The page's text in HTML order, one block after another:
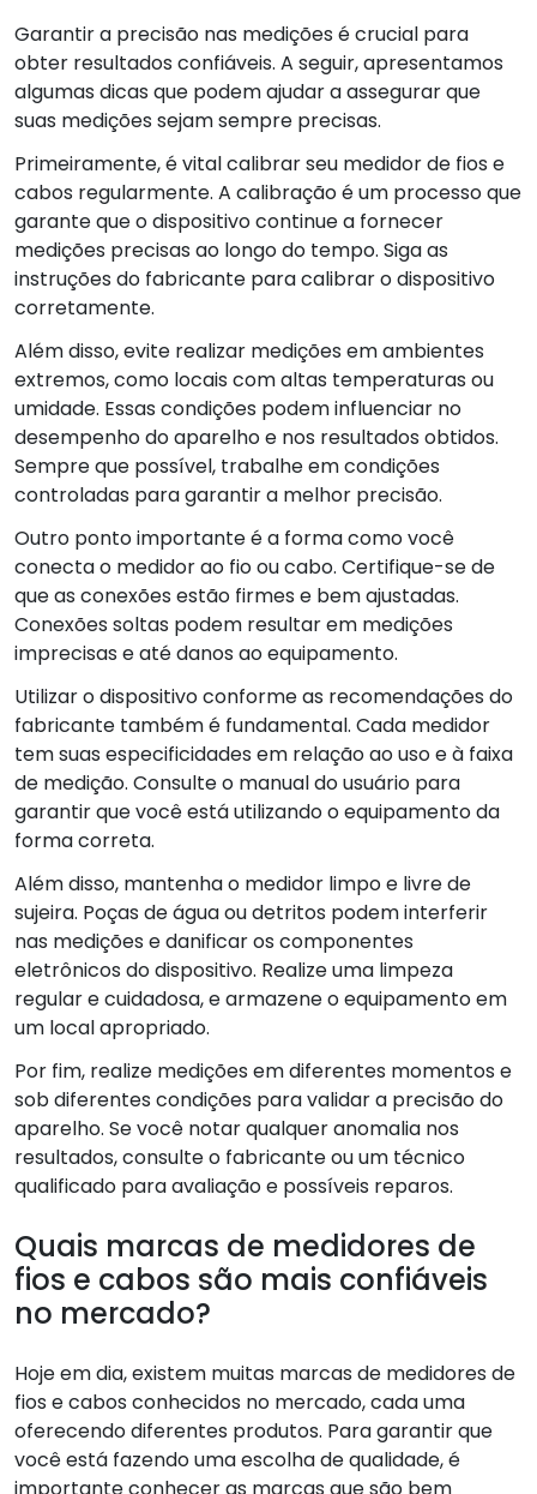
Garantir a precisão nas medições é crucial para
obter resultados confiáveis. A seguir, apresentamos
algumas dicas que podem ajudar a assegurar que
suas medições sejam sempre precisas.
Primeiramente, é vital calibrar seu medidor de fios e
cabos regularmente. A calibração é um processo que
garante que o dispositivo continue a fornecer
medições precisas ao longo do tempo. Siga as
instruções do fabricante para calibrar o dispositivo
corretamente.
Além disso, evite realizar medições em ambientes
extremos, como locais com altas temperaturas ou
umidade. Essas condições podem influenciar no
desempenho do aparelho e nos resultados obtidos.
Sempre que possível, trabalhe em condições
controladas para garantir a melhor precisão.
Outro ponto importante é a forma como você
conecta o medidor ao fio ou cabo. Certifique-se de
que as conexões estão firmes e bem ajustadas.
Conexões soltas podem resultar em medições
imprecisas e até danos ao equipamento.
Utilizar o dispositivo conforme as recomendações do
fabricante também é fundamental. Cada medidor
tem suas especificidades em relação ao uso e à faixa
de medição. Consulte o manual do usuário para
garantir que você está utilizando o equipamento da
forma correta.
Além disso, mantenha o medidor limpo e livre de
sujeira. Poças de água ou detritos podem interferir
nas medições e danificar os componentes
eletrônicos do dispositivo. Realize uma limpeza
regular e cuidadosa, e armazene o equipamento em
um local apropriado.
Por fim, realize medições em diferentes momentos e
sob diferentes condições para validar a precisão do
aparelho. Se você notar qualquer anomalia nos
resultados, consulte o fabricante ou um técnico
qualificado para avaliação e possíveis reparos.
Quais marcas de medidores de
fios e cabos são mais confiáveis
no mercado?
Hoje em dia, existem muitas marcas de medidores de
fios e cabos conhecidos no mercado, cada uma
oferecendo diferentes produtos. Para garantir que
você está fazendo uma escolha de qualidade, é
importante conhecer as marcas que são bem